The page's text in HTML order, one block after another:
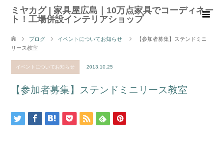
ミヤカグ | 家具屋広島｜10万点家具でコーディネー
ト！工場併設インテリアショップ
ブログ イベントについてお知らせ
【参加者募集】ステンドミニ
リース教室
イベントについてお知らせ 2013.10.25
【参加者募集】ステンドミニリース教室